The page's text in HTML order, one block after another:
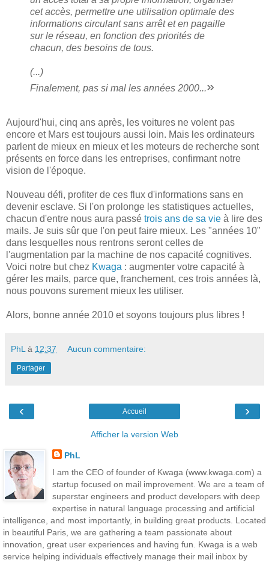
cet accès, permettre une utilisation optimale des
informations circulant sans arrêt et en pagaille
sur le réseau, en fonction des priorités de
chacun, des besoins de tous.
(...)
Finalement, pas si mal les années 2000...»
Aujourd'hui, cinq ans après, les voitures ne volent pas
encore et Mars est toujours aussi loin. Mais les ordinateurs
parlent de mieux en mieux et les moteurs de recherche sont
présents en force dans les entreprises, confirmant notre
vision de l'époque.
Nouveau défi, profiter de ces flux d'informations sans en
devenir esclave. Si l'on prolonge les statistiques actuelles,
chacun d'entre nous aura passé trois ans de sa vie à lire des
mails. Je suis sûr que l'on peut faire mieux. Les "années 10"
dans lesquelles nous rentrons seront celles de
l'augmentation par la machine de nos capacité cognitives.
Voici notre but chez Kwaga : augmenter votre capacité à
gérer les mails, parce que, franchement, ces trois années là,
nous pouvons surement mieux les utiliser.
Alors, bonne année 2010 et soyons toujours plus libres !
PhL à 12:37 Aucun commentaire:
Partager
‹ ›
Accueil
Afficher la version Web
PhL
I am the CEO of founder of Kwaga (www.kwaga.com) a
startup focused on mail improvement. We are a team of
superstar engineers and product developers with deep
expertise in natural language processing and artificial
intelligence, and most importantly, in building great products. Located
in beautiful Paris, we are gathering a team passionate about
innovation, great user experiences and having fun. Kwaga is a web
service helping individuals effectively manage their mail inbox by